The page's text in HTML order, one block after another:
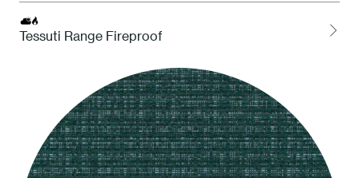
LCEL Cenere
Tessuti Range Fireproof